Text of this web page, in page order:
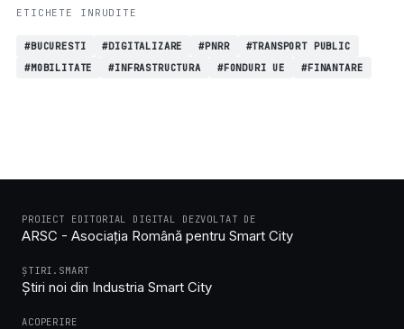
ETICHETE INRUDITE
#BUCURESTI #DIGITALIZARE #PNRR
#TRANSPORT PUBLIC
#MOBILITATE
#INFRASTRUCTURA #FONDURI UE #FINANTARE
PROIECT EDITORIAL DIGITAL DEZVOLTAT DE
ARSC - Asociația Română pentru Smart City
ȘTIRI.SMART
Știri noi din Industria Smart City
ACOPERIRE